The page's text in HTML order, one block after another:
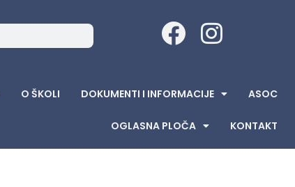
O ŠKOLI DOKUMENTI I INFORMACIJE ASOC
OGLASNA PLOČA KONTAKT